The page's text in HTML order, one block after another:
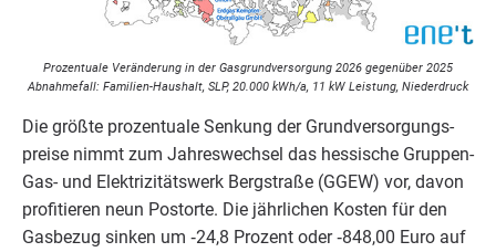
Pro­zen­tua­le Ver­än­de­rung in der Gas­grund­ver­sor­gung 2026gegen­über 2025
Abnah­me­fall: Fami­­li­en-Haus­halt, SLP, 20.000kWh/​a, 11 kW Leis­tung, Niederdruck
Die größ­te pro­zen­tua­le Sen­kung der Grund­ver­sor­gungs­
prei­se nimmt zum Jah­res­wech­sel das hes­si­sche Grup­pen-
Gas- und Elek­tri­zi­täts­werk Berg­stra­ße (GGEW) vor, davon
pro­fi­tie­ren neun Postor­te. Die jähr­li­chen Kos­ten für den
Gas­be­zug sin­ken um ‑24,8 Pro­zent oder ‑848,00 Euro auf